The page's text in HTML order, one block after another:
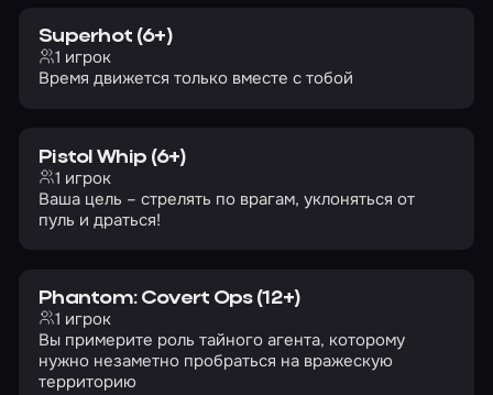
Superhot (6+)
1 игрок
Время движется только вместе с тобой
Pistol Whip (6+)
1 игрок
Ваша цель – стрелять по врагам, уклоняться от
пуль и драться!
Phantom: Covert Ops (12+)
1 игрок
Вы примерите роль тайного агента, которому
нужно незаметно пробраться на вражескую
территорию